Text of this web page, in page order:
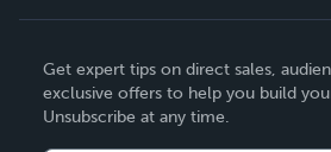
Deutsch
Français
Get expert tips on direct sales,
exclusive offers to help you build
Unsubscribe at any time.